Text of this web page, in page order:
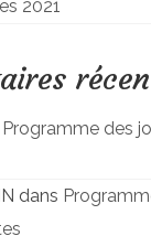
2021
Programme des
dans